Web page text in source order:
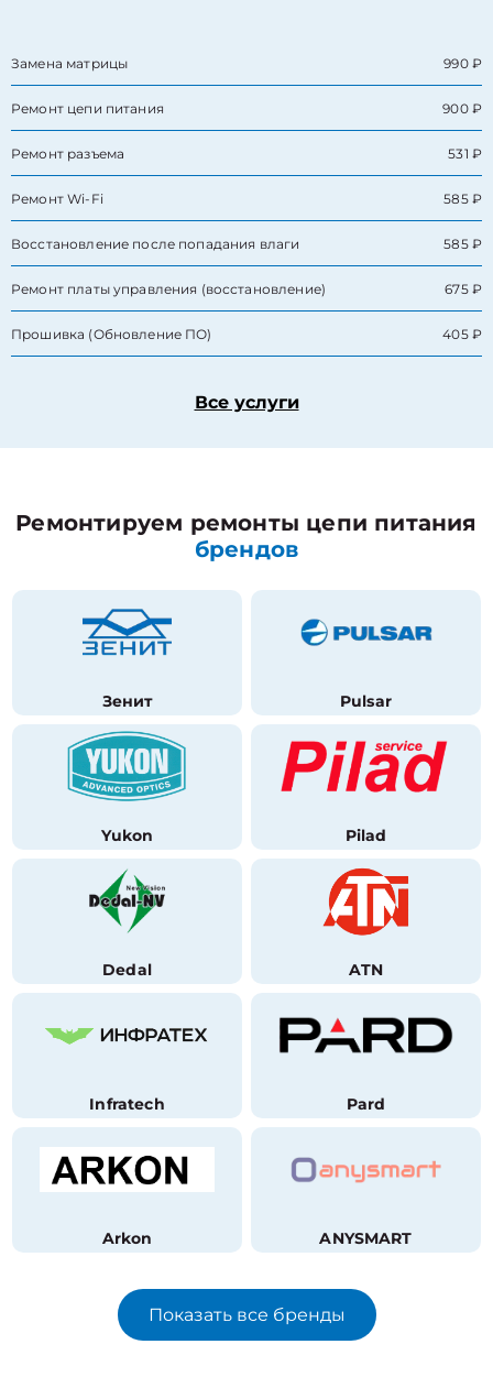
Замена матрицы 990 ₽
Ремонт цепи питания 900 ₽
Ремонт разъема 531 ₽
Ремонт Wi-Fi 585 ₽
Восстановление после попадания влаги 585 ₽
Ремонт платы управления (восстановление) 675 ₽
Прошивка (Обновление ПО) 405 ₽
Все услуги
Ремонтируем ремонты цепи питания
брендов
Зенит Pulsar
Yukon Pilad
Dedal ATN
Infratech Pard
Arkon ANYSMART
Показать все бренды